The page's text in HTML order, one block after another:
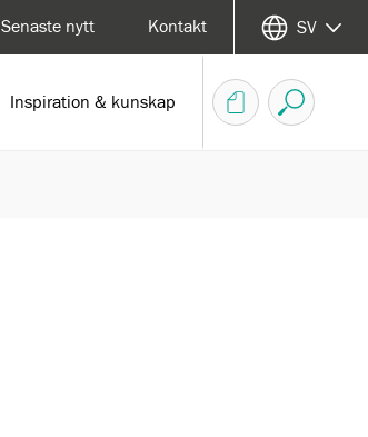
Inspiration & kunskap
Senaste nytt Kontakt SV